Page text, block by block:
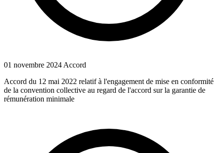
01 novembre 2024 Accord
Accord du 12 mai 2022 relatif à l'engagement de mise en conformité
de la convention collective au regard de l'accord sur la garantie de
rémunération minimale